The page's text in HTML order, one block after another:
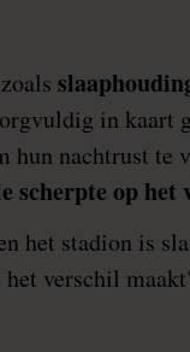
in kaart
hun nachtrust te
scherpte op het
het stadion is
het verschil